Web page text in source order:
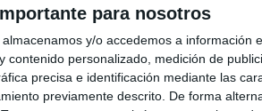
para nosotros
almacenamos y/o accedemos a información
contenido personalizado, medición de
precisa e identificación mediante las
previamente descrito. De formaAviso